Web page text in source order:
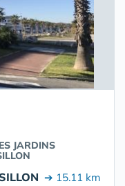
JARDINS
➔ 15.11 km